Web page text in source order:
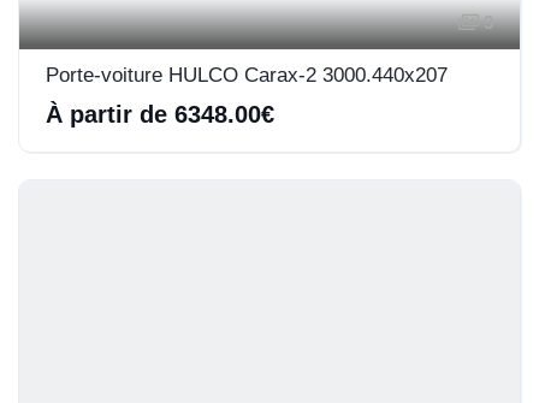
3
Porte-voiture HULCO Carax-2 3000.440x207
À partir de 6348.00€